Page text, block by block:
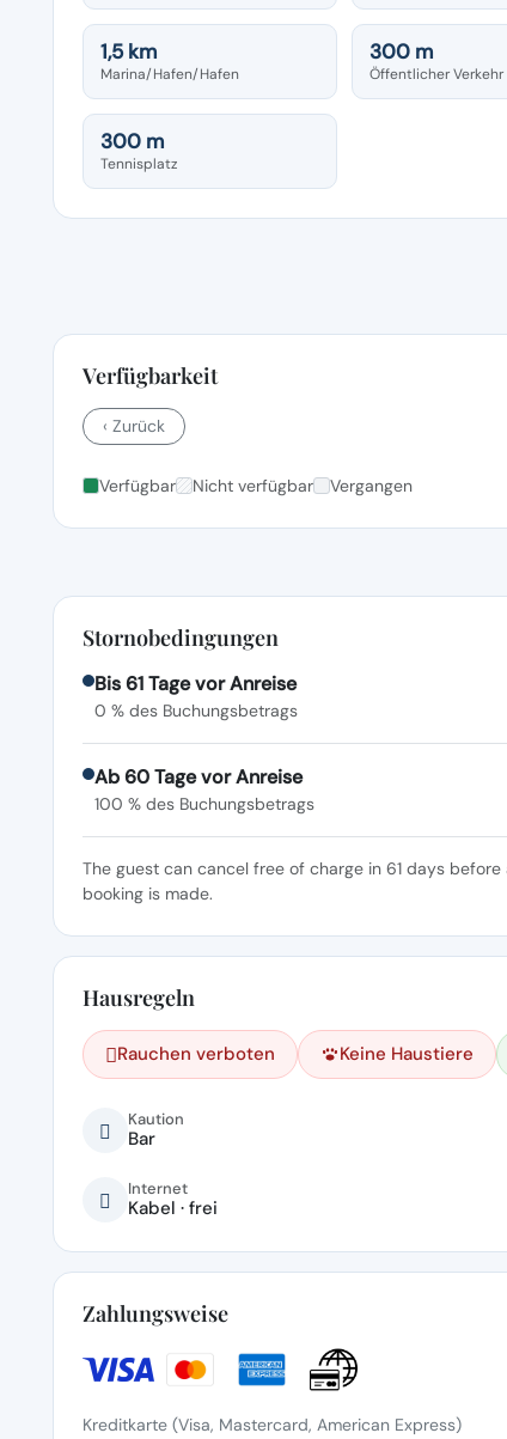
1,5 km
Marina/Hafen/Hafen
300 m
Öffentlicher Verkehr
300 m
Tennisplatz
Verfügbarkeit
‹ Zurück
Verfügbar Nicht verfügbar Vergangen
Stornobedingungen
Bis 61 Tage vor Anreise
0 % des Buchungsbetrags
Ab 60 Tage vor Anreise
100 % des Buchungsbetrags
The guest can cancel free of charge in 61 days
booking is made.
Hausregeln
Rauchen verboten Keine Haustiere
Kaution
Bar
Internet
Kabel · frei
Zahlungsweise
Kreditkarte (Visa, Mastercard, American Express)